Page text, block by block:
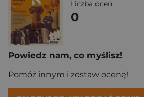
Liczba ocen:
0
Powiedz nam, co myślisz!
Pomóż innym i zostaw ocenę!